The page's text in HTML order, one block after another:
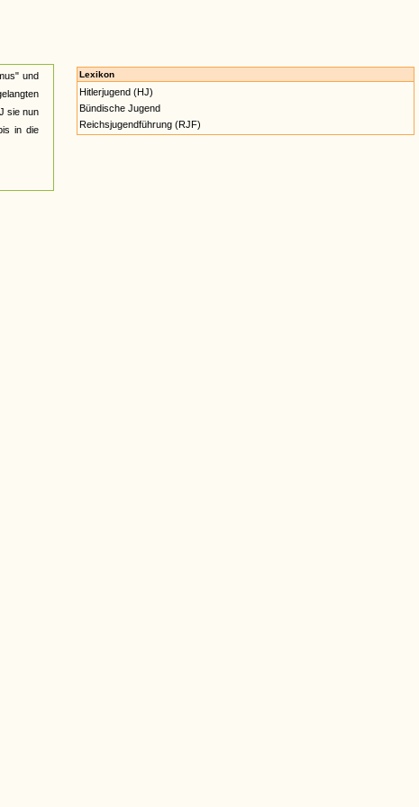
und
sie nun
in die
Lexikon
Hitlerjugend (HJ)
Bündische Jugend
Reichsjugendführung (RJF)